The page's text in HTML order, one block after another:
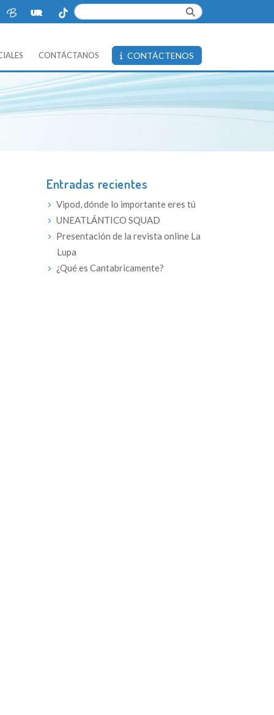
CONTÁCTANOS CONTÁCTENOS
Entradas recientes
Vipod, dónde lo importante eres tú
UNEATLÁNTICO SQUAD
Presentación de la revista online La
Lupa
¿Qué es Cantabricamente?